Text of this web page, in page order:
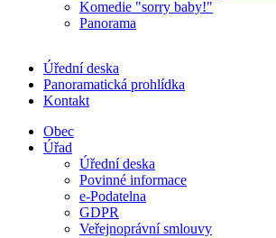
Komedie "sorry baby!"
Panorama
Úřední deska
Panoramatická prohlídka
Kontakt
Obec
Úřad
Úřední deska
Povinné informace
e-Podatelna
GDPR
Veřejnoprávní smlouvy